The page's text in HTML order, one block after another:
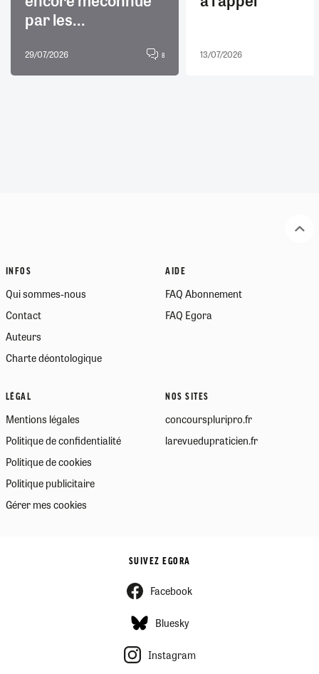
par les...
29/07/2026 8 13/07/2026
INFOS
Qui sommes-nous
Contact
Auteurs
Charte déontologique
AIDE
FAQ Abonnement
FAQ Egora
LÉGAL
Mentions légales
Politique de confidentialité
Politique de cookies
Politique publicitaire
Gérer mes cookies
NOS SITES
concourspluripro.fr
larevuedupraticien.fr
SUIVEZ EGORA
Facebook
Bluesky
Instagram